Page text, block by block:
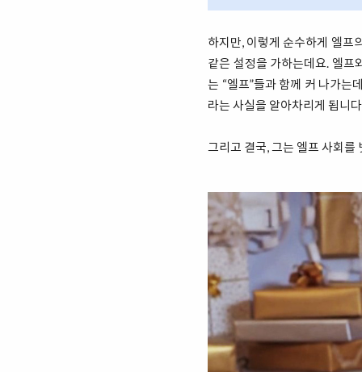
하지만, 이렇게 순수하게 엘프
같은 설정을 가하는데요. 엘프
는 “엘프”들과 함께 커 나가는
라는 사실을 알아차리게 됩니
그리고 결국, 그는 엘프 사회를